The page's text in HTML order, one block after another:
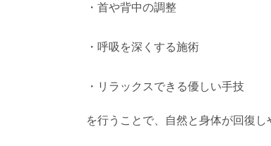
・首や背中の調整
・呼吸を深くする施術
・リラックスできる優しい手技
を行うことで、自然と身体が回復し